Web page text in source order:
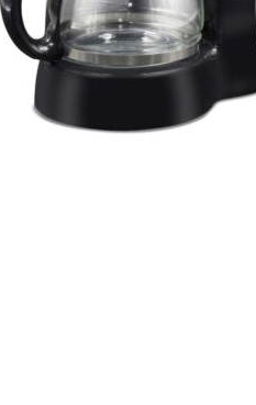
Todas las categorías